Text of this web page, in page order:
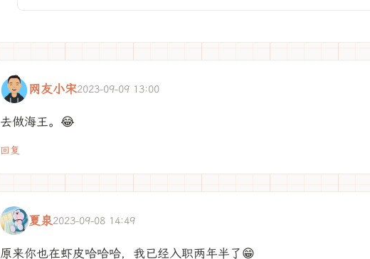
网友小宋2023-09-09 13:00
去做海王。😂
回复
夏泉2023-09-08 14:49
原来你也在虾皮哈哈哈，我已经入职两年半了😁